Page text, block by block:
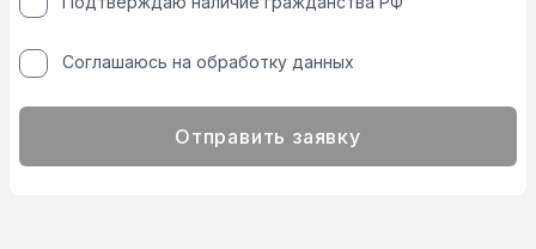
Соглашаюсь на обработку данных
Отправить заявку